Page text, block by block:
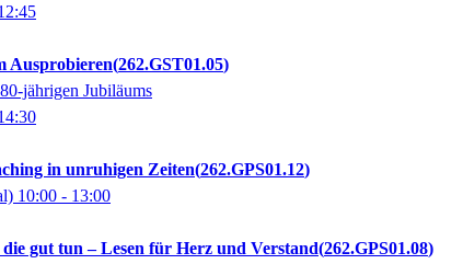
Ausprobieren 262.GST01.05
jährigen Jubiläums
in unruhigen Zeiten 262.GPS01.12
10:00 - 13:00
gut tun – Lesen für Herz und Verstand 262.GPS01.08